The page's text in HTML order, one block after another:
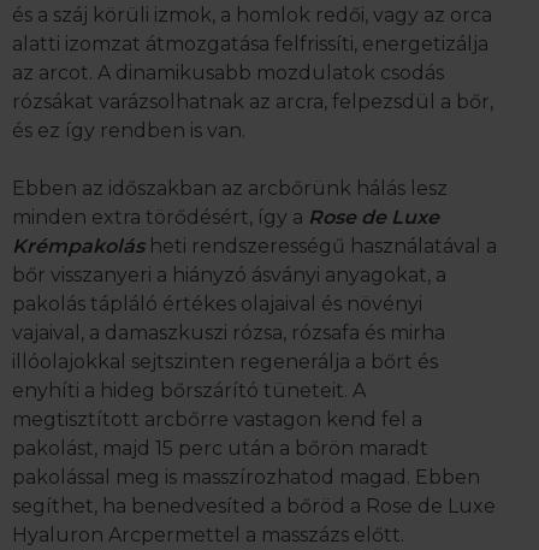
és a száj körüli izmok, a homlok redői, vagy az orca
alatti izomzat átmozgatása felfrissíti, energetizálja
az arcot. A dinamikusabb mozdulatok csodás
rózsákat varázsolhatnak az arcra, felpezsdül a bőr,
és ez így rendben is van.
Ebben az időszakban az arcbőrünk hálás lesz
minden extra törődésért, így a Rose de Luxe
Krémpakolás heti rendszerességű használatával a
bőr visszanyeri a hiányzó ásványi anyagokat, a
pakolás tápláló értékes olajaival és növényi
vajaival, a damaszkuszi rózsa, rózsafa és mirha
illóolajokkal sejtszinten regenerálja a bőrt és
enyhíti a hideg bőrszárító tüneteit. A
megtisztított arcbőrre vastagon kend fel a
pakolást, majd 15 perc után a bőrön maradt
pakolással meg is masszírozhatod magad. Ebben
segíthet, ha benedvesíted a bőröd a Rose de Luxe
Hyaluron Arcpermettel a masszázs előtt.